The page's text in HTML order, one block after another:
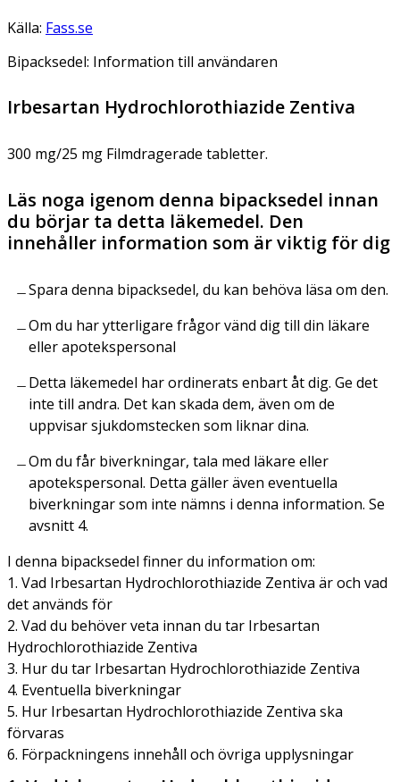
Källa: Fass.se
Bipacksedel: Information till användaren
Irbesartan Hydrochlorothiazide Zentiva
300 mg/25 mg Filmdragerade tabletter.
Läs noga igenom denna bipacksedel innan
du börjar ta detta läkemedel. Den
innehåller information som är viktig för dig
Spara denna bipacksedel, du kan behöva läsa om den.
Om du har ytterligare frågor vänd dig till din läkare
eller apotekspersonal
Detta läkemedel har ordinerats enbart åt dig. Ge det
inte till andra. Det kan skada dem, även om de
uppvisar sjukdomstecken som liknar dina.
Om du får biverkningar, tala med läkare eller
apotekspersonal. Detta gäller även eventuella
biverkningar som inte nämns i denna information. Se
avsnitt 4.
I denna bipacksedel finner du information om:
1. Vad Irbesartan Hydrochlorothiazide Zentiva är och vad
det används för
2. Vad du behöver veta innan du tar Irbesartan
Hydrochlorothiazide Zentiva
3. Hur du tar Irbesartan Hydrochlorothiazide Zentiva
4. Eventuella biverkningar
5. Hur Irbesartan Hydrochlorothiazide Zentiva ska
förvaras
6. Förpackningens innehåll och övriga upplysningar